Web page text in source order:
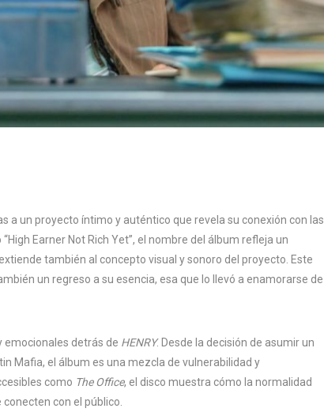
a un proyecto íntimo y auténtico que revela su conexión con las
Earner Not Rich Yet”, el nombre del álbum refleja un
también al concepto visual y sonoro del proyecto. Este
un regreso a su esencia, esa que lo llevó a enamorarse de
emocionales detrás de HENRY. Desde la decisión de asumir un
Mafia, el álbum es una mezcla de vulnerabilidad y
como The Office, el disco muestra cómo la normalidad
con el público.